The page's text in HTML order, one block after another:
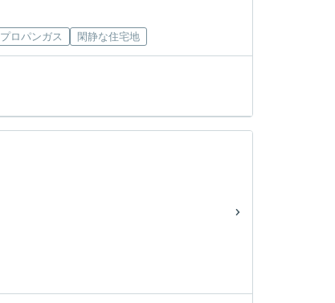
プロパンガス 閑静な住宅地